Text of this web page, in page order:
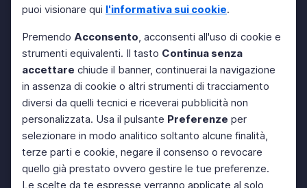
puoi visionare qui l'informativa sui cookie.
Premendo Acconsento, acconsenti all'uso di cookie e
strumenti equivalenti. Il tasto Continua senza
accettare chiude il banner, continuerai la navigazione
in assenza di cookie o altri strumenti di tracciamento
diversi da quelli tecnici e riceverai pubblicità non
personalizzata. Usa il pulsante Preferenze per
selezionare in modo analitico soltanto alcune finalità,
terze parti e cookie, negare il consenso o revocare
quello già prestato ovvero gestire le tue preferenze.
Le scelte da te espresse verranno applicate al solo